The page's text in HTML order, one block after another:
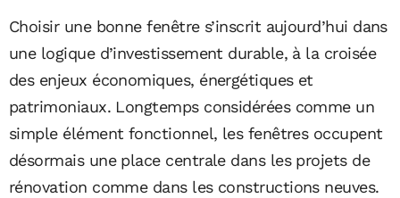
Choisir une bonne fenêtre s’inscrit aujourd’hui dans
une logique d’investissement durable, à la croisée
des enjeux économiques, énergétiques et
patrimoniaux. Longtemps considérées comme un
simple élément fonctionnel, les fenêtres occupent
désormais une place centrale dans les projets de
rénovation comme dans les constructions neuves.